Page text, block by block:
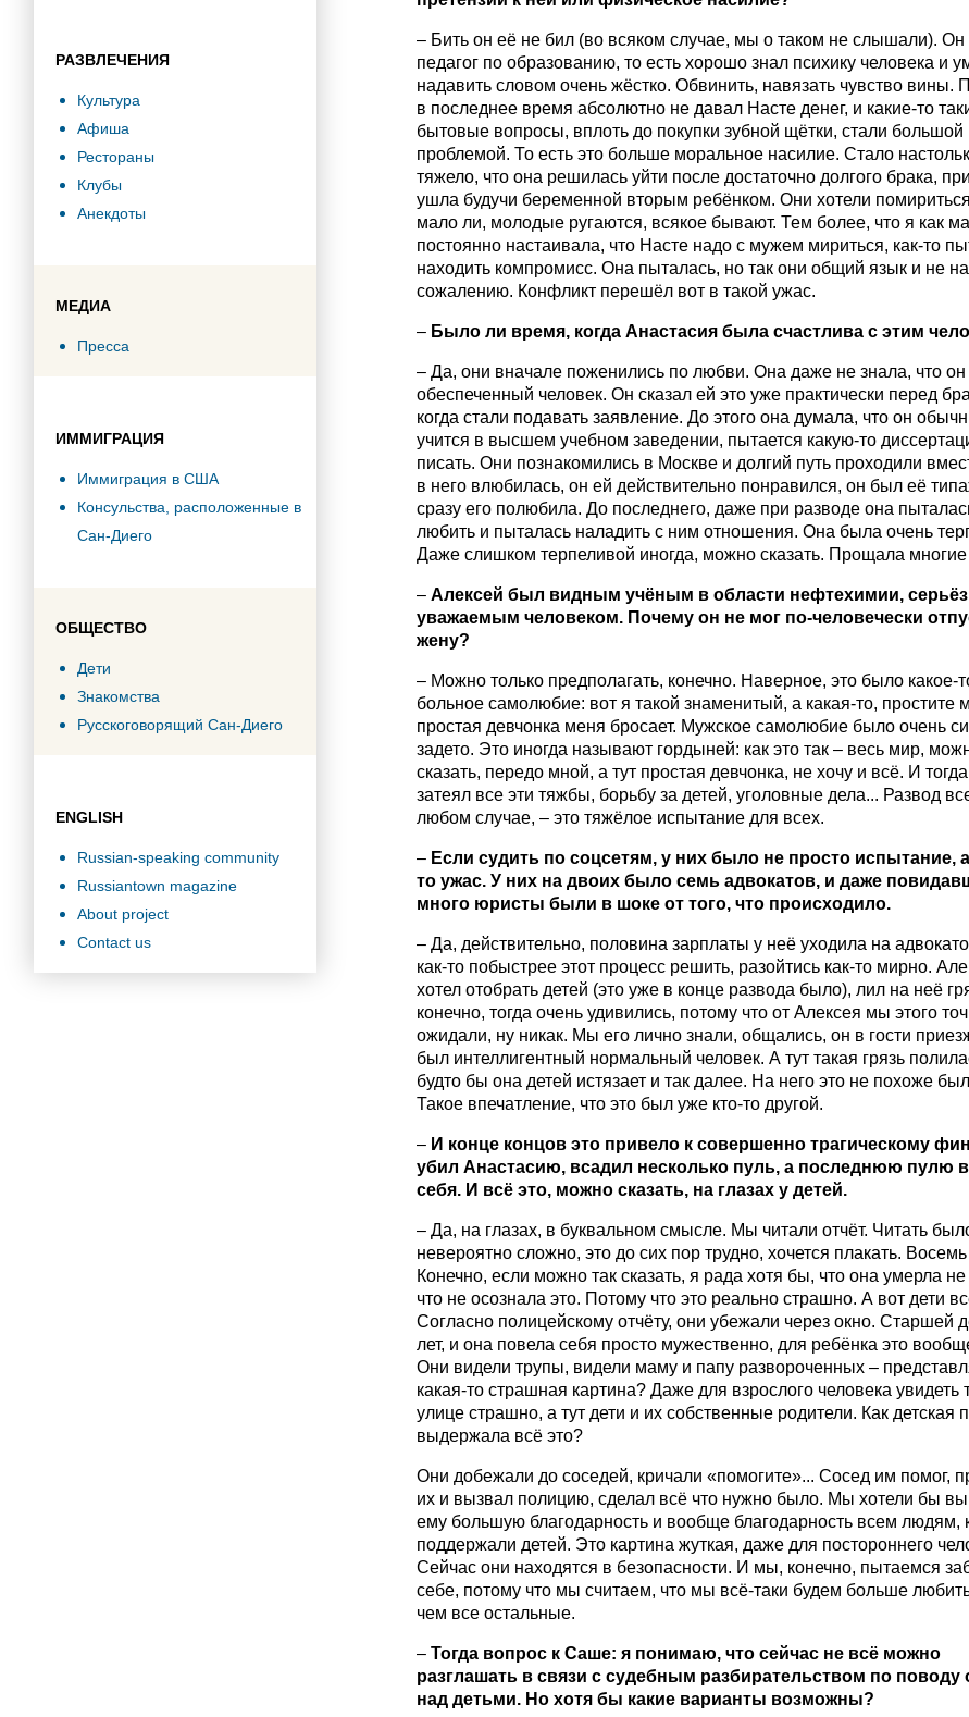
РАЗВЛЕЧЕНИЯ
Культура
Афиша
Рестораны
Клубы
Анекдоты
МЕДИА
Пресса
ИММИГРАЦИЯ
Иммиграция в США
Консульства, расположенные в
Сан-Диего
ОБЩЕСТВО
Дети
Знакомства
Русскоговорящий Сан-Диего
ENGLISH
Russian-speaking community
Russiantown magazine
About project
Contact us
– Бить он её не бил (во всяком случае, мы о таком не слышали).
педагог по образованию, то есть хорошо знал психику человека и
надавить словом очень жёстко. Обвинить, навязать чувство вины.
в последнее время абсолютно не давал Насте денег, и какие-то
бытовые вопросы, вплоть до покупки зубной щётки, стали большой
проблемой. То есть это больше моральное насилие. Стало
тяжело, что она решилась уйти после достаточно долгого брака,
ушла будучи беременной вторым ребёнком. Они хотели
мало ли, молодые ругаются, всякое бывают. Тем более, что я как
постоянно настаивала, что Насте надо с мужем мириться, как-то
находить компромисс. Она пыталась, но так они общий язык и не
сожалению. Конфликт перешёл вот в такой ужас.
– Было ли время, когда Анастасия была счастлива с этим
– Да, они вначале поженились по любви. Она даже не знала, что он
обеспеченный человек. Он сказал ей это уже практически перед
когда стали подавать заявление. До этого она думала, что он
учится в высшем учебном заведении, пытается какую-то
писать. Они познакомились в Москве и долгий путь проходили
в него влюбилась, он ей действительно понравился, он был её
сразу его полюбила. До последнего, даже при разводе она
любить и пыталась наладить с ним отношения. Она была очень
Даже слишком терпеливой иногда, можно сказать. Прощала
– Алексей был видным учёным в области нефтехимии,
уважаемым человеком. Почему он не мог по-человечески
жену?
– Можно только предполагать, конечно. Наверное, это было какое-
больное самолюбие: вот я такой знаменитый, а какая-то, простите
простая девчонка меня бросает. Мужское самолюбие было очень
задето. Это иногда называют гордыней: как это так – весь мир,
сказать, передо мной, а тут простая девчонка, не хочу и всё. И
затеял все эти тяжбы, борьбу за детей, уголовные дела... Развод
любом случае, – это тяжёлое испытание для всех.
– Если судить по соцсетям, у них было не просто испытание,
то ужас. У них на двоих было семь адвокатов, и даже
много юристы были в шоке от того, что происходило.
– Да, действительно, половина зарплаты у неё уходила на
как-то побыстрее этот процесс решить, разойтись как-то мирно.
хотел отобрать детей (это уже в конце развода было), лил на неё
конечно, тогда очень удивились, потому что от Алексея мы этого
ожидали, ну никак. Мы его лично знали, общались, он в гости
был интеллигентный нормальный человек. А тут такая грязь
будто бы она детей истязает и так далее. На него это не похоже
Такое впечатление, что это был уже кто-то другой.
– И конце концов это привело к совершенно трагическому
убил Анастасию, всадил несколько пуль, а последнюю пулю
себя. И всё это, можно сказать, на глазах у детей.
– Да, на глазах, в буквальном смысле. Мы читали отчёт. Читать
невероятно сложно, это до сих пор трудно, хочется плакать. Восемь
Конечно, если можно так сказать, я рада хотя бы, что она умерла
что не осознала это. Потому что это реально страшно. А вот дети
Согласно полицейскому отчёту, они убежали через окно. Старшей
лет, и она повела себя просто мужественно, для ребёнка это
Они видели трупы, видели маму и папу развороченных –
какая-то страшная картина? Даже для взрослого человека увидеть
улице страшно, а тут дети и их собственные родители. Как детская
выдержала всё это?
Они добежали до соседей, кричали «помогите»... Сосед им помог,
их и вызвал полицию, сделал всё что нужно было. Мы хотели бы
ему большую благодарность и вообще благодарность всем людям,
поддержали детей. Это картина жуткая, даже для постороннего
Сейчас они находятся в безопасности. И мы, конечно, пытаемся
себе, потому что мы считаем, что мы всё-таки будем больше
чем все остальные.
– Тогда вопрос к Саше: я понимаю, что сейчас не всё можно
разглашать в связи с судебным разбирательством по поводу
над детьми. Но хотя бы какие варианты возможны?